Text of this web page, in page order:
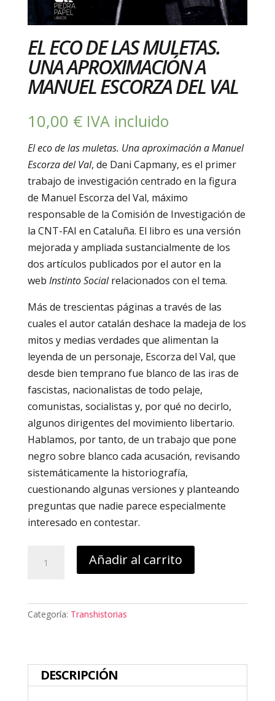
EL ECO DE LAS MULETAS.
UNA APROXIMACIÓN A
MANUEL ESCORZA DEL VAL
10,00 € IVA incluido
El eco de las muletas. Una aproximación a Manuel
Escorza del Val, de Dani Capmany, es el primer
trabajo de investigación centrado en la figura
de Manuel Escorza del Val, máximo
responsable de la Comisión de Investigación de
la CNT-FAI en Cataluña. El libro es una versión
mejorada y ampliada sustancialmente de los
dos artículos publicados por el autor en la
web Instinto Socialrelacionados con el tema.
Más de trescientas páginas a través de las
cuales el autor catalán deshace la madeja de los
mitos y medias verdades que alimentan la
leyenda de un personaje, Escorza del Val, que
desde bien temprano fue blanco de las iras de
fascistas, nacionalistas de todo pelaje,
comunistas, socialistas y, por qué no decirlo,
algunos dirigentes del movimiento libertario.
Hablamos, por tanto, de un trabajo que pone
negro sobre blanco cada acusación, revisando
sistemáticamente la historiografía,
cuestionando algunas versiones y planteando
preguntas que nadie parece especialmente
interesado en contestar.
eco
muletas.
Una
Escorza
del
Añadir al carrito
Categoría: Transhistorias
DESCRIPCIÓN